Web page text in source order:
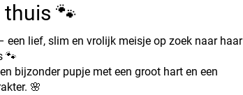
thuis 🐾
een lief, slim en vrolijk meisje op zoek naar haar
🐾
bijzonder pupje met een groot hart en een
🌸